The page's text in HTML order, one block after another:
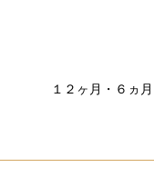
１２ヶ月・６ヵ